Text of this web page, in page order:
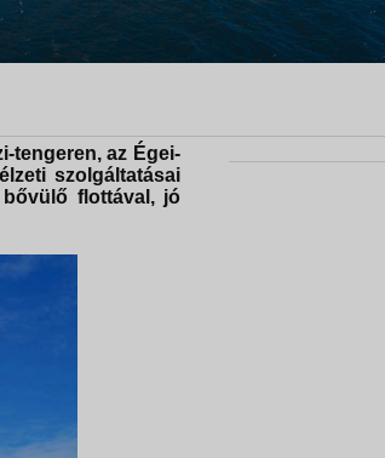
tengeren, az Égei-
szolgáltatásai
flottával, jó